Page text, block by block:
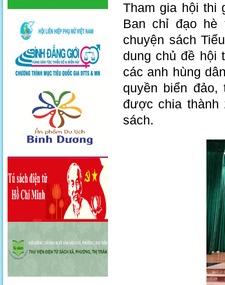
Tham gia hội thi
Ban chỉ đạo hè
chuyện sách
dung chủ đề hội
các anh hùng
quyền biển
được chia thành
sách.